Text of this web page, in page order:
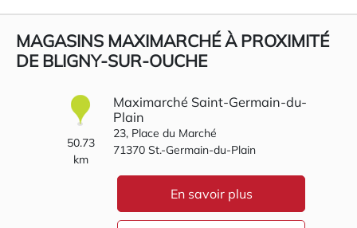
MAGASINS MAXIMARCHÉ À PROXIMITÉ
DE BLIGNY-SUR-OUCHE
50.73
km
Maximarché Saint-Germain-du-
Plain
23, Place du Marché
71370St.-Germain-du-Plain
En savoir plus